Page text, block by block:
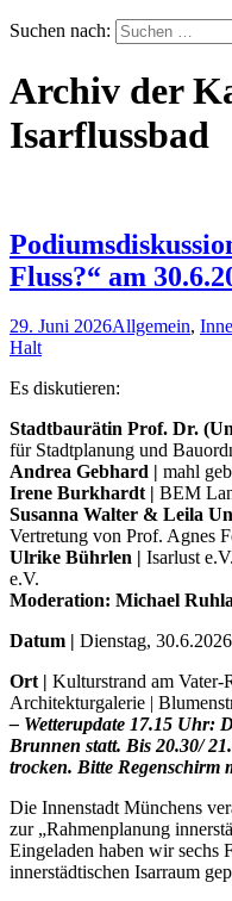
Suchen nach:
Archiv der
Isarflussbad
Fluss?“ am
29. Juni 2026Allgemein,
Halt
Es diskutieren:
Stadtbaurätin Prof. Dr.
für Stadtplanung und
Andrea Gebhard | mahl
Irene Burkhardt | BEM
Susanna Walter & Leila
Vertretung von Prof. Agnes
Ulrike Bührlen | Isarlust
e.V.
Moderation: Michael
Datum | Dienstag,
Ort | Kulturstrand am Vater-
Architekturgalerie |
– Wetterupdate 17.15 Uhr:
Brunnen statt. Bis 20.30/
trocken. Bitte Regenschirm
Die Innenstadt Münchens
zur „Rahmenplanung
Eingeladen haben wir sechs
innerstädtischen Isarraum